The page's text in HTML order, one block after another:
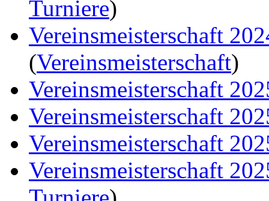
Turniere)
Vereinsmeisterschaft
(Vereinsmeisterschaft)
Vereinsmeisterschaft
Vereinsmeisterschaft
Vereinsmeisterschaft
Vereinsmeisterschaft